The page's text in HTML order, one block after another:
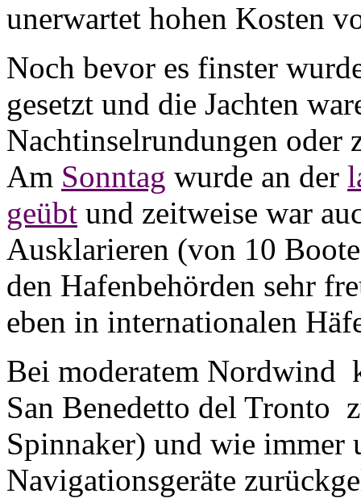
unerwartet hohen Kosten
Noch bevor es finster
gesetzt und die Jachten
Nachtinselrundungen oder
Am Sonntag wurde an der
geübt und zeitweise war
Ausklarieren (von 10
den Hafenbehörden sehr
eben in internationalen
Bei moderatem Nordwind
San Benedetto del Tronto
Spinnaker) und wie immer
Navigationsgeräte